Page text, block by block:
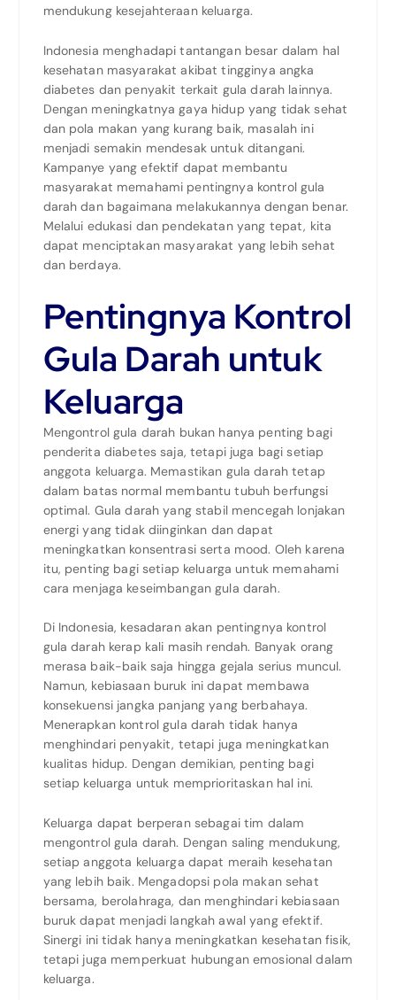
mendukung kesejahteraan keluarga.
Indonesia menghadapi tantangan besar dalam hal
kesehatan masyarakat akibat tingginya angka
diabetes dan penyakit terkait gula darah lainnya.
Dengan meningkatnya gaya hidup yang tidak sehat
dan pola makan yang kurang baik, masalah ini
menjadi semakin mendesak untuk ditangani.
Kampanye yang efektif dapat membantu
masyarakat memahami pentingnya kontrol gula
darah dan bagaimana melakukannya dengan benar.
Melalui edukasi dan pendekatan yang tepat, kita
dapat menciptakan masyarakat yang lebih sehat
dan berdaya.
Pentingnya Kontrol
Gula Darah untuk
Keluarga
Mengontrol gula darah bukan hanya penting bagi
penderita diabetes saja, tetapi juga bagi setiap
anggota keluarga. Memastikan gula darah tetap
dalam batas normal membantu tubuh berfungsi
optimal. Gula darah yang stabil mencegah lonjakan
energi yang tidak diinginkan dan dapat
meningkatkan konsentrasi serta mood. Oleh karena
itu, penting bagi setiap keluarga untuk memahami
cara menjaga keseimbangan gula darah.
Di Indonesia, kesadaran akan pentingnya kontrol
gula darah kerap kali masih rendah. Banyak orang
merasa baik-baik saja hingga gejala serius muncul.
Namun, kebiasaan buruk ini dapat membawa
konsekuensi jangka panjang yang berbahaya.
Menerapkan kontrol gula darah tidak hanya
menghindari penyakit, tetapi juga meningkatkan
kualitas hidup. Dengan demikian, penting bagi
setiap keluarga untuk memprioritaskan hal ini.
Keluarga dapat berperan sebagai tim dalam
mengontrol gula darah. Dengan saling mendukung,
setiap anggota keluarga dapat meraih kesehatan
yang lebih baik. Mengadopsi pola makan sehat
bersama, berolahraga, dan menghindari kebiasaan
buruk dapat menjadi langkah awal yang efektif.
Sinergi ini tidak hanya meningkatkan kesehatan fisik,
tetapi juga memperkuat hubungan emosional dalam
keluarga.